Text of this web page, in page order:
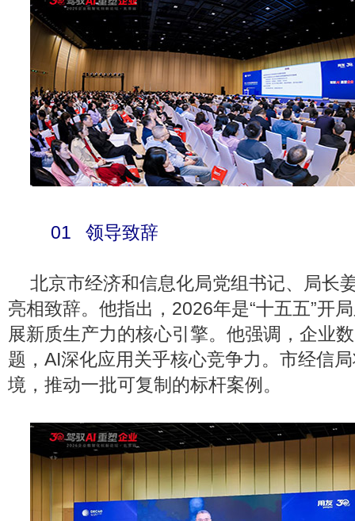
01 领导致辞
北京市经济和信息化局党组书记、局长
亮相致辞。他指出，2026年是“十五五”开
展新质生产力的核心引擎。他强调，企业
题，AI深化应用关乎核心竞争力。市经信
境，推动一批可复制的标杆案例。